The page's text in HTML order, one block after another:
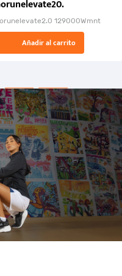
129000Wmnt
Añadir al carrito